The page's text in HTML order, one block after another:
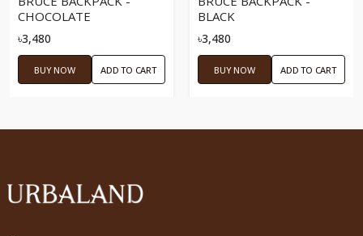
CHOCOLATE
৳3,480
BUY NOW ADD TO CART
BLACK
৳3,480
BUY NOW ADD TO CART